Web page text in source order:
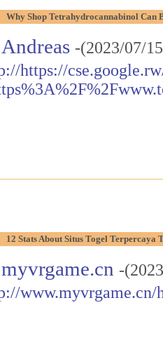
Why Shop Tetrahydrocannabinol Can
Andreas -(2023/07/
https://
12 Stats About Situs Togel Terpercaya
myvrgame.cn -
www.myvrgame.cn/